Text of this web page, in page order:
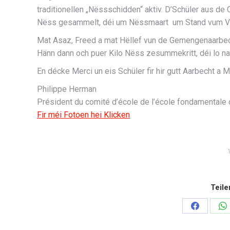
traditionellen „Nëssschidden“ aktiv. D’Schüler aus
Nëss gesammelt, déi um Nëssmaart um Stand vum
Mat Asaz, Freed a mat Hëllef vun de
Hänn dann och puer Kilo Nëss zesummekritt, déi lo
En décke Merci un eis Schüler fir hir gutt Aarbecht a
Philippe Herman
Président du comité d’école de l’école fondamentale
Fir méi Fotoen hei Klicken
Share